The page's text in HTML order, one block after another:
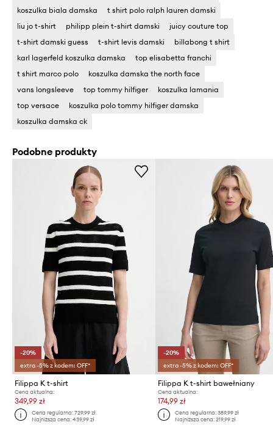
koszulka biala damska
t shirt polo ralph lauren damski
liu jo t-shirt
philipp plein t-shirt damski
juicy couture top
t-shirt damski guess
t-shirt levis damski
billabong t shirt
karl lagerfeld koszulka damska
top elisabetta franchi
t shirt marco polo
koszulka damska the north face
vans longsleeve
top tommy hilfiger
koszulka lamania
top versace
koszulka polo tommy hilfiger damska
koszulka damska ck
Podobne produkty
-20%
extra -5% z kodem: OFF*
Filippa K t-shirt
Cena aktualna:
349,99 zł
Cena regularna:729,99 zł
Najniższa cena:439,99 zł
-20%
extra -5% z kodem: OFF*
Filippa K t-shirt bawełniany
Cena aktualna:
174,99 zł
Cena regularna: 389,99 zł
Najniższa cena: 219,99 zł